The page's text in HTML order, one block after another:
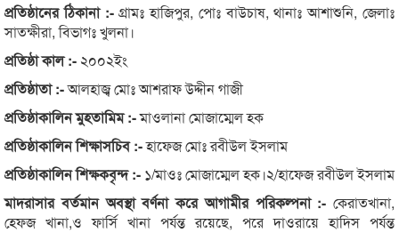
প্রতিষ্ঠানের ঠিকানা :-গ্রামঃ হাজিপুর, পোঃ বাউচাষ, থানাঃ আশাশুনি, জেলাঃ
সাতক্ষীরা, বিভাগঃ খুলনা।
প্রতিষ্ঠা কাল :- ২০০২ইং
প্রতিষ্ঠাতা :-আলহাজ্ব মোঃ আশরাফ উদ্দীন গাজী
প্রতিষ্ঠাকালিন মুহতামিম :-মাওলানা মোজাম্মেল হক
প্রতিষ্ঠাকালিন শিক্ষাসচিব :-হাফেজ মোঃ রবীউল ইসলাম
প্রতিষ্ঠাকালিন শিক্ষকবৃন্দ :- ১/মাওঃ মোজাম্মেল হক।২/হাফেজ রবীউল ইসলাম
মাদরাসার বর্তমান অবস্থা বর্ণনা করে আগামীর পরিকল্পনা :- কেরাতখানা,
হেফজ খানা,ও ফার্সি খানা পর্যন্ত রয়েছে, পরে দাওরায়ে হাদিস পর্যন্ত